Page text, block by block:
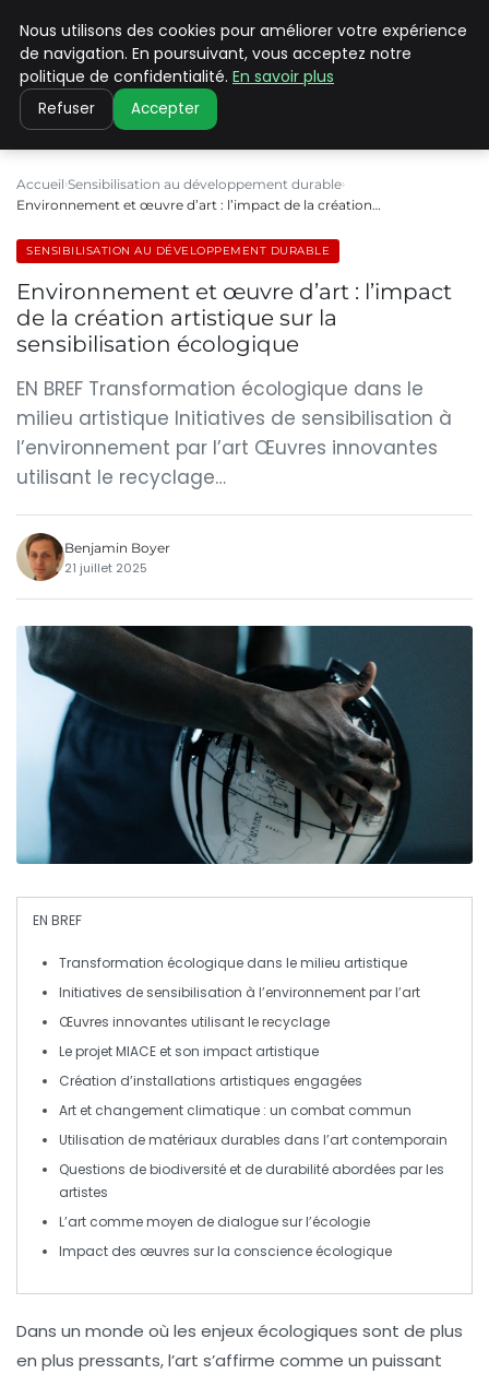
CLIMATE C ADVANCED
Accueil Sensibilisation au développement durable
Environnement et œuvre d’art : l’impact de la création…
SENSIBILISATION AU DÉVELOPPEMENT DURABLE
Environnement et œuvre d’art : l’impact
de la création artistique sur la
sensibilisation écologique
EN BREF Transformation écologique dans le
milieu artistique Initiatives de sensibilisation à
l’environnement par l’art Œuvres innovantes
utilisant le recyclage…
Benjamin Boyer
21 juillet 2025
EN BREF
Transformation écologique dans le milieu artistique
Initiatives de sensibilisation à l’environnement par l’art
Œuvres innovantes utilisant lerecyclage
Le projetMIACE et son impact artistique
Création d’installations artistiques engagées
Art et changement climatique : un combat commun
Utilisation de matériaux durables dans l’art contemporain
Questions debiodiversité et de durabilité abordées par les
artistes
L’art comme moyen de dialogue sur l’écologie
Impact des œuvres sur la conscience écologique
Dans un monde où les enjeux écologiques sont de plus
en plus pressants, l’art s’affirme comme un puissant
Nous utilisons des cookies pour améliorer votre expérience
de navigation. En poursuivant, vous acceptez notre
politique de confidentialité. En savoir plus
Refuser Accepter